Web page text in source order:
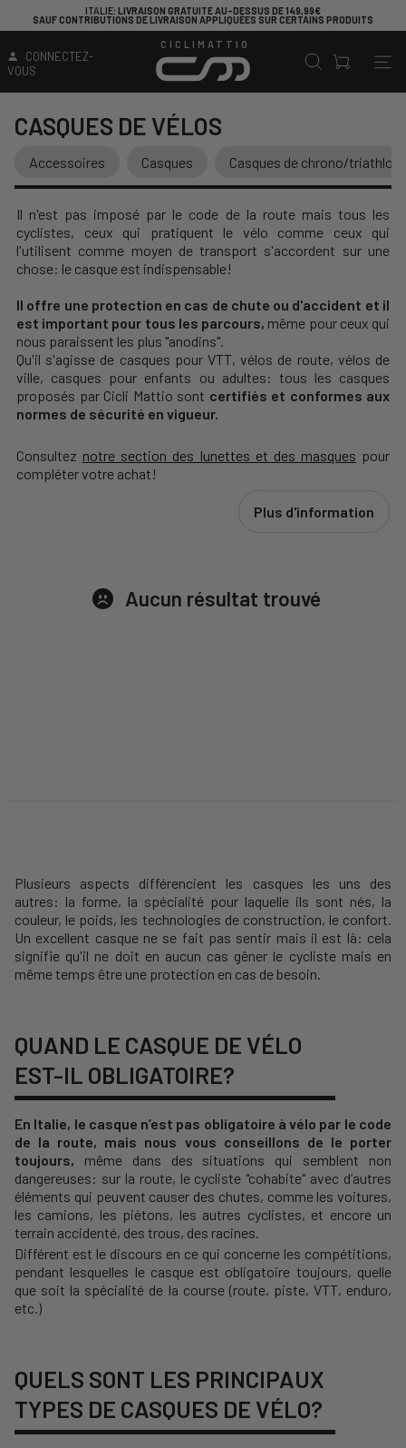
ITALIE: LIVRAISON GRATUITE AU-DESSUS DE 149,99€
SAUF CONTRIBUTIONS DE LIVRAISON APPLIQUÉES SUR CERTAINS PRODUITS
CONNECTEZ-
VOUS
CICLIMATTIO
CASQUES DE VÉLOS
Accessoires Casques Casques de chrono/triathlon
Il n'est pas imposé par le code de la route mais tous les
cyclistes, ceux qui pratiquent le vélo comme ceux qui
l'utilisent comme moyen de transport s'accordent sur une
chose: le casque est indispensable!
Il offre une protection en cas de chute ou d'accident et il
est important pour tous les parcours, même pour ceux qui
nous paraissent les plus "anodins".
Qu'il s'agisse de casques pour VTT, vélos de route, vélos de
ville, casques pour enfants ou adultes: tous les casques
proposés par Cicli Mattio sont certifiés et conformes aux
normes de sécurité en vigueur.
Consultez notre section des lunettes et des masques pour
compléter votre achat!
Plus d'information
Aucun résultat trouvé
Plusieurs aspects différencient les casques les uns des
autres: la forme, la spécialité pour laquelle ils sont nés, la
couleur, le poids, les technologies de construction, le confort.
Un excellent casque ne se fait pas sentir mais il est là: cela
signifie qu'il ne doit en aucun cas gêner le cycliste mais en
même temps être une protection en cas de besoin.
QUAND LE CASQUE DE VÉLO
EST-IL OBLIGATOIRE?
En Italie, le casque n’est pas obligatoire à vélo par le code
de la route, mais nous vous conseillons de le porter
toujours, même dans des situations qui semblent non
dangereuses: sur la route, le cycliste "cohabite" avec d’autres
éléments qui peuvent causer des chutes, comme les voitures,
les camions, les piétons, les autres cyclistes, et encore un
terrain accidenté, des trous, des racines.
Différent est le discours en ce qui concerne les compétitions,
pendant lesquelles le casque est obligatoire toujours, quelle
que soit la spécialité de la course (route, piste, VTT, enduro,
etc.)
QUELS SONT LES PRINCIPAUX
TYPES DE CASQUES DE VÉLO?